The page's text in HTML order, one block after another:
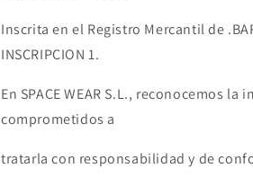
Inscrita en el Registro Mercantil de
INSCRIPCION 1.
En SPACE WEAR S.L., reconocemos
comprometidos a
tratarla con responsabilidad y de